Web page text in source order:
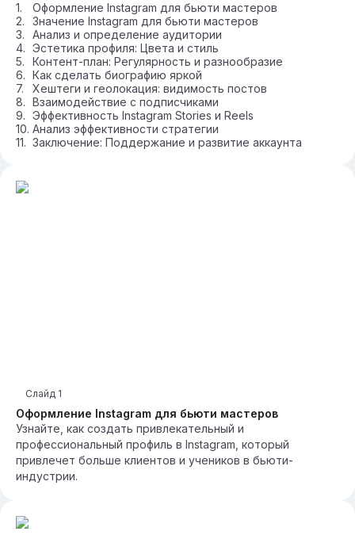
Оформление Instagram для бьюти мастеров
Значение Instagram для бьюти мастеров
Анализ и определение аудитории
Эстетика профиля: Цвета и стиль
Контент-план: Регулярность и разнообразие
Как сделать биографию яркой
Хештеги и геолокация: видимость постов
Взаимодействие с подписчиками
Эффективность Instagram Stories и Reels
Анализ эффективности стратегии
Заключение: Поддержание и развитие аккаунта
Оформление Instagram для бьюти мастеров
Слайд 1
Узнайте, как создать привлекательный и
профессиональный профиль в Instagram, который
привлечет больше клиентов и учеников в бьюти-
индустрии.